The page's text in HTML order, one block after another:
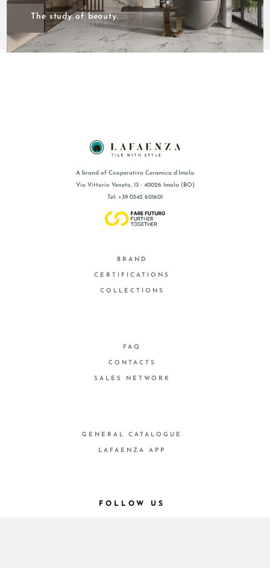
The study of beauty.
A brand of Cooperativa Ceramica d’Imola
Via Vittorio Veneto, 13 - 40026 Imola (BO)
Tel: +39 0542 601601
BRAND
CERTIFICATIONS
COLLECTIONS
FAQ
CONTACTS
SALES NETWORK
GENERAL CATALOGUE
LAFAENZA APP
FOLLOW US